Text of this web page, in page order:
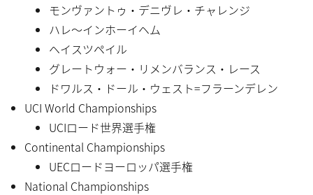
モンヴァントゥ・デニヴレ・チャレンジ
ハレ〜インホーイヘム
ヘイスツペイル
グレートウォー・リメンバランス・レース
ドワルス・ドール・ウェスト=フラーンデレン
UCI World Championships
UCIロード世界選手権
Continental Championships
UECロードヨーロッパ選手権
National Championships